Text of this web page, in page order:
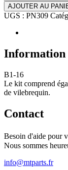
AJOUTER AU
UGS : PN309
B1-16
Le kit comprend
de vilebrequin.
Contact
Besoin d'aide pour
Nous sommes
info@mtparts.fr